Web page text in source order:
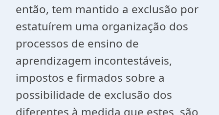
então, tem mantido a exclusão por
estatuírem uma organização dos
processos de ensino de
aprendizagem incontestáveis,
impostos e firmados sobre a
possibilidade de exclusão dos
diferentes à medida que estes, são